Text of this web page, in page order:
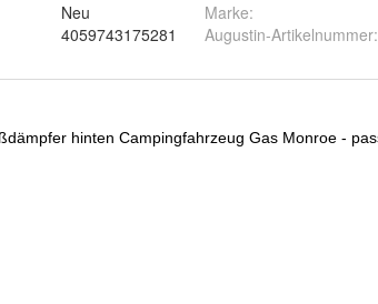
Neu
4059743175281
Marke:
Augustin-Artikelnummer: